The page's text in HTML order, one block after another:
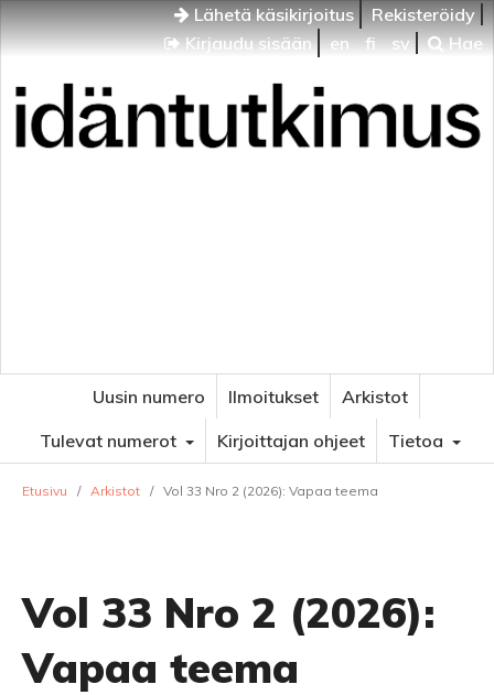
Lähetä käsikirjoitus
Rekisteröidy
Kirjaudu sisään
en fi sv Hae
Uusin numero Ilmoitukset
Arkistot
Tulevat numerot
Kirjoittajan ohjeet Tietoa
Etusivu / Arkistot / Vol 33 Nro 2 (2026): Vapaa teema
Vol 33 Nro 2 (2026):
Vapaa teema